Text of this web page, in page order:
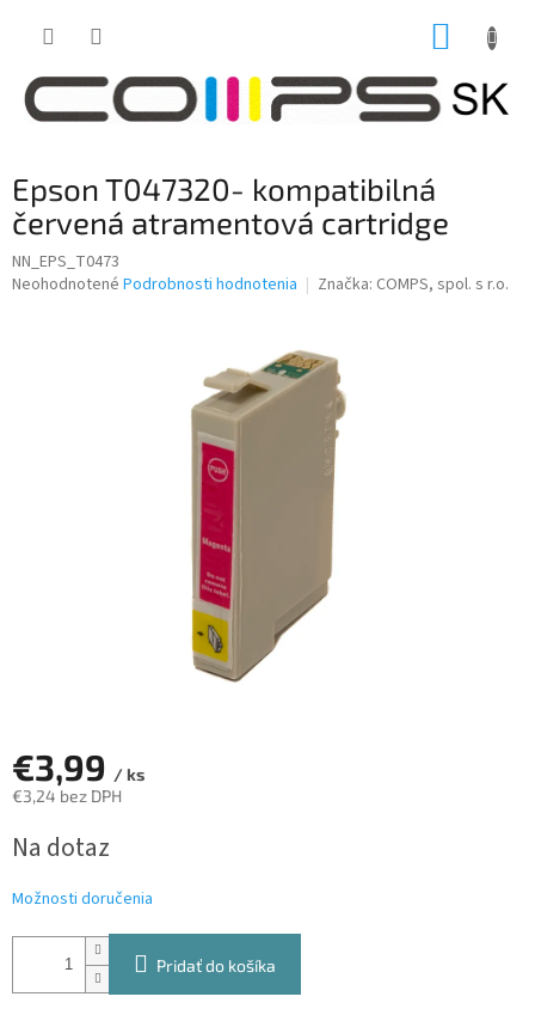
Epson T047320- kompatibilná
červená atramentová cartridge
NN_EPS_T0473
Priemerné
Neohodnotené Podrobnosti hodnotenia Značka: COMPS, spol. s r.o.
€3,99 / ks
€3,24 bez DPH
cena:
Na dotaz
Možnosti doručenia
Pridať do košíka